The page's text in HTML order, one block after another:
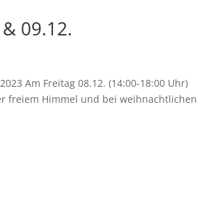
09.12.
Am Freitag 08.12. (14:00-18:00 Uhr)
freiem Himmel und bei weihnachtlichen